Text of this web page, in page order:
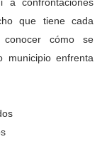
que tiene cada
cómo se
municipio enfrenta